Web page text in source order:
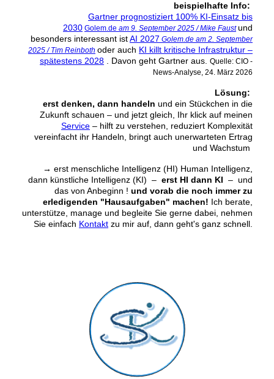
beispielhafte Info:
Gartner prognostiziert 100% KI-Einsatz bis
2030 Golem.de am 9. September 2025 / Mike Faust und
besonders interessant istAI 2027 Golem.de am 2. September
2025 / Tim Reinboth oder auch KI killt kritische Infrastruktur –
spätestens 2028 . Davon geht Gartner aus. Quelle: CIO -
News-Analyse, 24. März 2026
Lösung:
erst denken, dann handeln und ein Stückchen in die
Zukunft schauen ‒ und jetzt gleich, Ihr klick auf meinen
Service ‒ hilft zu verstehen, reduziert Komplexität
vereinfacht ihr Handeln, bringt auch unerwarteten Ertrag
und Wachstum
→ erst menschliche Intelligenz (HI) Human Intelligenz,
dann künstliche Intelligenz (KI) – erst HI dann KI – und
das von Anbeginn ! und vorab die noch immer zu
erledigenden "Hausaufgaben" machen! Ich berate,
unterstütze, manage und begleite Sie gerne dabei, nehmen
Sie einfach Kontakt zu mir auf, dann geht's ganz schnell.